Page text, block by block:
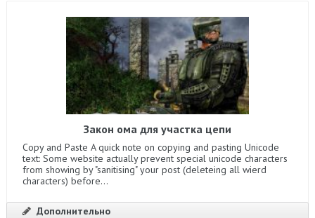
Закон ома для участка цепи
Copy and Paste A quick note on copying and pasting Unicode
text: Some website actually prevent special unicode characters
from showing by "sanitising" your post (deleteing all wierd
characters) before...
Дополнительно